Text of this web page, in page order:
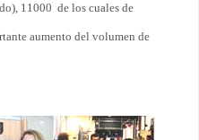
11000 de los cuales de
aumento del volumen de